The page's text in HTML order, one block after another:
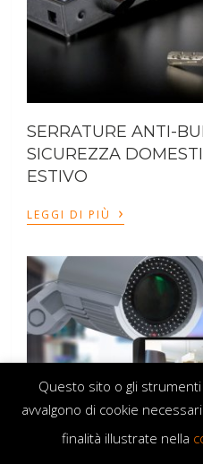
SERRATURE ANTI-
SICUREZZA
ESTIVO
LEGGI DI PIÙ ›
Questo sito o gli
avvalgono di cookie
finalità illustrate nella